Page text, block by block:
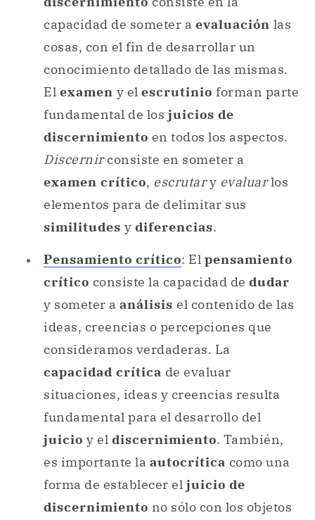
capacidad de someter a evaluación las
cosas, con el fin de desarrollar un
conocimiento detallado de las mismas.
El examen y el escrutinio forman parte
fundamental de los juicios de
discernimiento en todos los aspectos.
Discernirconsiste en someter a
examen crítico, escrutary evaluarlos
elementos para de delimitar sus
similitudes y diferencias.
Pensamiento crítico: El pensamiento
crítico consiste la capacidad de dudar
y someter a análisis el contenido de las
ideas, creencias o percepciones que
consideramos verdaderas. La
capacidad crítica de evaluar
situaciones, ideas y creencias resulta
fundamental para el desarrollo del
juicio y el discernimiento. También,
es importante la autocrítica como una
forma de establecer el juicio de
discernimiento no sólo con los objetos